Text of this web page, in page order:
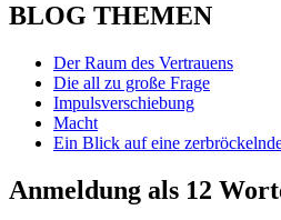
BLOG THEMEN
Der Raum des Vertrauens
Die all zu große Frage
Impulsverschiebung
Macht
Ein Blick auf eine
Anmeldung als 12